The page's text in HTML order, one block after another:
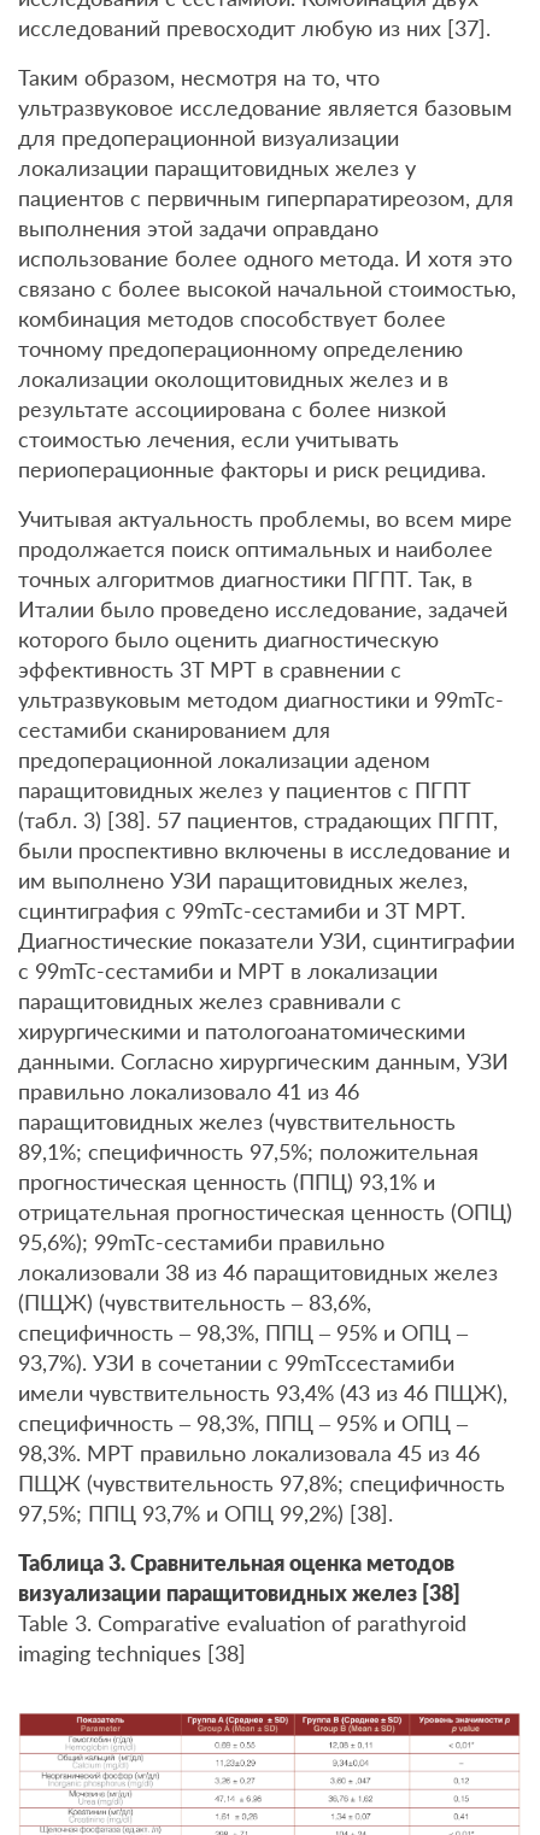
исследований превосходит любую из них [37].
Таким образом, несмотря на то, что
ультразвуковое исследование является базовым
для предоперационной визуализации
локализации паращитовидных желез у
пациентов с первичным гиперпаратиреозом, для
выполнения этой задачи оправдано
использование более одного метода. И хотя это
связано с более высокой начальной стоимостью,
комбинация методов способствует более
точному предоперационному определению
локализации околощитовидных желез и в
результате ассоциирована с более низкой
стоимостью лечения, если учитывать
периоперационные факторы и риск рецидива.
Учитывая актуальность проблемы, во всем мире
продолжается поиск оптимальных и наиболее
точных алгоритмов диагностики ПГПТ. Так, в
Италии было проведено исследование, задачей
которого было оценить диагностическую
эффективность 3T МРТ в сравнении с
ультразвуковым методом диагностики и 99mTc-
сестамиби сканированием для
предоперационной локализации аденом
паращитовидных желез у пациентов с ПГПТ
(табл. 3) [38]. 57 пациентов, страдающих ПГПТ,
были проспективно включены в исследование и
им выполнено УЗИ паращитовидных желез,
сцинтиграфия с 99mTc-сестамиби и 3T МРТ.
Диагностические показатели УЗИ, сцинтиграфии
с 99mTc-сестамиби и МРТ в локализации
паращитовидных желез сравнивали с
хирургическими и патологоанатомическими
данными. Согласно хирургическим данным, УЗИ
правильно локализовало 41 из 46
паращитовидных желез (чувствительность
89,1%; специфичность 97,5%; положительная
прогностическая ценность (ППЦ) 93,1% и
отрицательная прогностическая ценность (ОПЦ)
95,6%); 99mTc-сестамиби правильно
локализовали 38 из 46 паращитовидных желез
(ПЩЖ) (чувствительность – 83,6%,
специфичность – 98,3%, ППЦ – 95% и ОПЦ –
93,7%). УЗИ в сочетании с 99mTcсестамиби
имели чувствительность 93,4% (43 из 46 ПЩЖ),
специфичность – 98,3%, ППЦ – 95% и ОПЦ –
98,3%. МРТ правильно локализовала 45 из 46
ПЩЖ (чувствительность 97,8%; специфичность
97,5%; ППЦ 93,7% и ОПЦ 99,2%) [38].
Таблица 3. Сравнительная оценка методов
визуализации паращитовидных желез [38]
Table 3. Comparative evaluation of parathyroid
imaging techniques [38]